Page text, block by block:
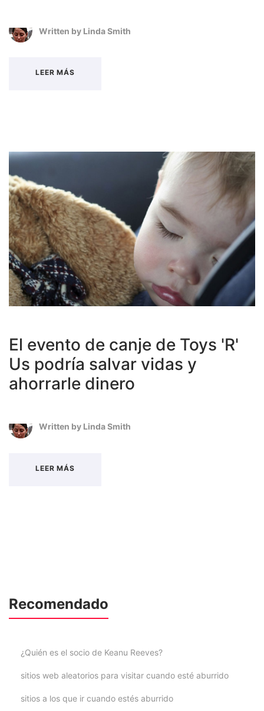
Written by Linda Smith
LEER MÁS
El evento de canje de Toys 'R'
Us podría salvar vidas y
ahorrarle dinero
Written by Linda Smith
LEER MÁS
Recomendado
¿Quién es el socio de Keanu Reeves?
sitios web aleatorios para visitar cuando esté aburrido
sitios a los que ir cuando estés aburrido